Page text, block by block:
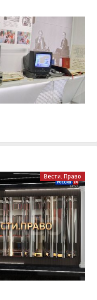
Вести. Право